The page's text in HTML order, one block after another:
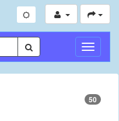
切
换
导
50